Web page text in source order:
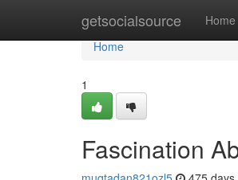
getsocialsource Home
Home
Home
1
Fascination